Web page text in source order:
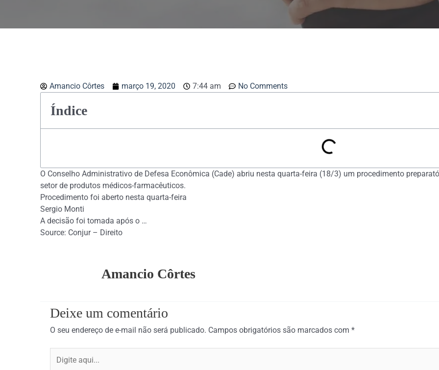
Amancio Côrtes março 19, 2020 7:44 am No Comments
Índice
O Conselho Administrativo de Defesa Econômica (Cade) abriu nesta quarta-feira (18/3) um procedimento
setor de produtos médicos-farmacêuticos.
Procedimento foi aberto nesta quarta-feira
Sergio Monti
A decisão foi tomada após o …
Source: Conjur – Direito
Amancio Côrtes
Deixe um comentário
O seu endereço de e-mail não será publicado. Campos obrigatórios são marcados com *
aqui...